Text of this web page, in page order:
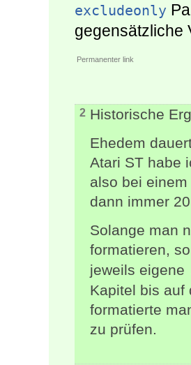
excludeonly
gegensätzliche
Permanenter link
2 Historische
Ehedem
Atari ST habe
also bei
dann immer
Solange man
formatieren,
jeweils eigene
Kapitel bis auf
formatierte
zu prüfen.